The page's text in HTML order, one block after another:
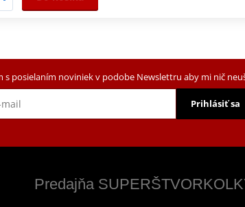
s posielaním noviniek v podobe Newslettru aby mi nič
Prihlásiť sa
Predajňa